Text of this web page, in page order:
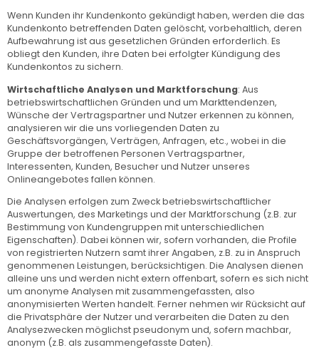
Wenn Kunden ihr Kundenkonto gekündigt haben, werden die das
Kundenkonto betreffenden Daten gelöscht, vorbehaltlich, deren
Aufbewahrung ist aus gesetzlichen Gründen erforderlich. Es
obliegt den Kunden, ihre Daten bei erfolgter Kündigung des
Kundenkontos zu sichern.
Wirtschaftliche Analysen und Marktforschung: Aus
betriebswirtschaftlichen Gründen und um Markttendenzen,
Wünsche der Vertragspartner und Nutzer erkennen zu können,
analysieren wir die uns vorliegenden Daten zu
Geschäftsvorgängen, Verträgen, Anfragen, etc., wobei in die
Gruppe der betroffenen Personen Vertragspartner,
Interessenten, Kunden, Besucher und Nutzer unseres
Onlineangebotes fallen können.
Die Analysen erfolgen zum Zweck betriebswirtschaftlicher
Auswertungen, des Marketings und der Marktforschung (z.B. zur
Bestimmung von Kundengruppen mit unterschiedlichen
Eigenschaften). Dabei können wir, sofern vorhanden, die Profile
von registrierten Nutzern samt ihrer Angaben, z.B. zu in Anspruch
genommenen Leistungen, berücksichtigen. Die Analysen dienen
alleine uns und werden nicht extern offenbart, sofern es sich nicht
um anonyme Analysen mit zusammengefassten, also
anonymisierten Werten handelt. Ferner nehmen wir Rücksicht auf
die Privatsphäre der Nutzer und verarbeiten die Daten zu den
Analysezwecken möglichst pseudonym und, sofern machbar,
anonym (z.B. als zusammengefasste Daten).